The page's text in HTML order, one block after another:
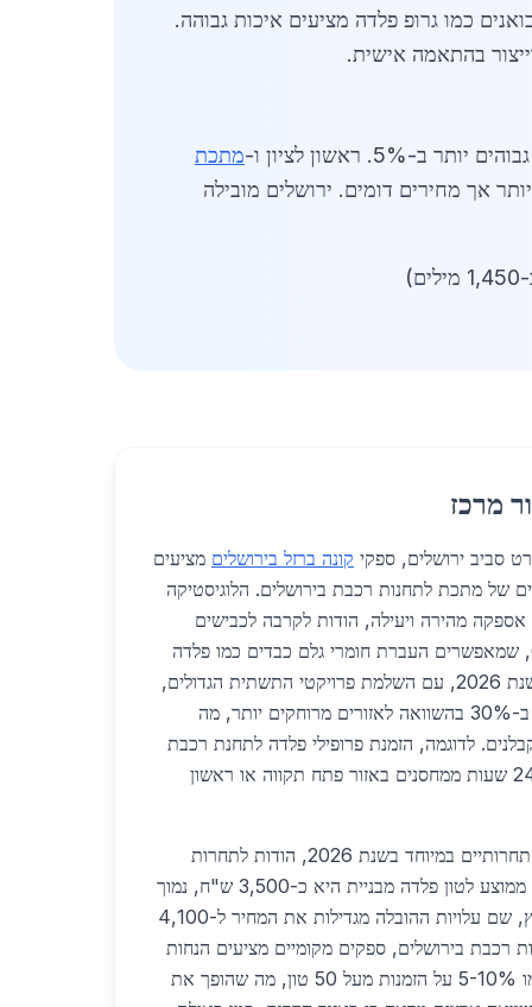
דויד פלדה. יבואנים כמו גרופ פלדה מציעים איכות גבוהה.
בהתאמה אישית.
ב-5%. ראשון לציון ו-
מתכת
אך מחירים דומים. ירושלים מובילה
מרכז
סביב ירושלים, ספקי קונה ברזל בירושלים מציעים
של מתכת לתחנות רכבת בירושלים. הלוגיסטיקה
מהירה ויעילה, הודות לקרבה לכבישים
ראשיים כמו כביש 1 וכביש 6, שמאפשרים העברת חומרי גלם כבדים כמו פלדה
וברזל בתוך שעות ספורות. בשנת 2026, עם השלמת פרויקטי התשתית הגדולים,
זמני ההובלה צפויים להתקצר ב-30% בהשוואה לאזורים מרוחקים יותר, מה
לדוגמה, הזמנת פרופילי פלדה לתחנת רכבת
ירושלים ירוק תגיע תוך 24-48 שעות ממחסנים באזור פתח תקווה או ראשון
מחירי המתכות באזור המרכז תחרותיים במיוחד בשנת 2026, הודות לתחרות
גבוהה בין ספקים רבים. מחיר ממוצע לטון פלדה מבניית היא כ-3,500 ש"ח, נמוך
ב-15% ממחירים בצפון הארץ, שם עלויות ההובלה מגדילות את המחיר ל-4,100
רכבת בירושלים, ספקים מקומיים מציעים הנחות
נוספות לפרויקטים גדולים, כמו 5-10% על הזמנות מעל 50 טון, מה שהופך את